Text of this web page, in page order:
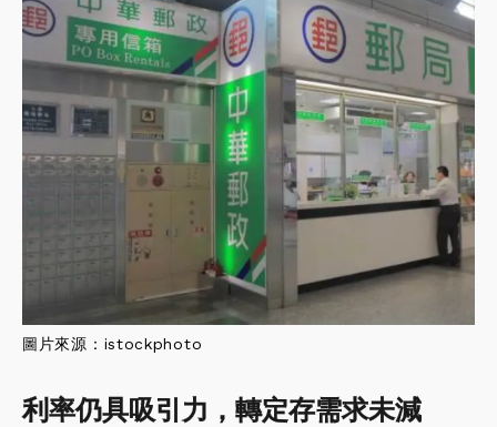
圖片來源： istockphoto
利率仍具吸引力，轉定存需求未減